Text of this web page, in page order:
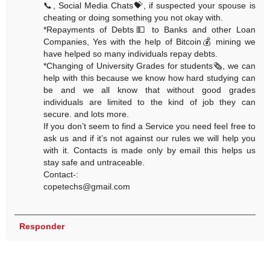
📞, Social Media Chats💝, if suspected your spouse is
cheating or doing something you not okay with.
*Repayments of Debts💵 to Banks and other Loan
Companies, Yes with the help of Bitcoin💰 mining we
have helped so many individuals repay debts.
*Changing of University Grades for students🗞, we can
help with this because we know how hard studying can
be and we all know that without good grades
individuals are limited to the kind of job they can
secure. and lots more.
If you don’t seem to find a Service you need feel free to
ask us and if it’s not against our rules we will help you
with it. Contacts is made only by email this helps us
stay safe and untraceable.
Contact-:
copetechs@gmail.com
Responder